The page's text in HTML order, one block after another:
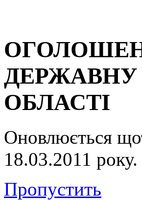
ДЕРЖАВНУ
ОБЛАСТІ
Оновлюється
18.03.2011 року.
Пропустить